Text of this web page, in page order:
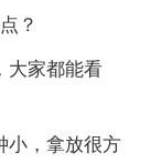
？
大家都能看
小，拿放很方